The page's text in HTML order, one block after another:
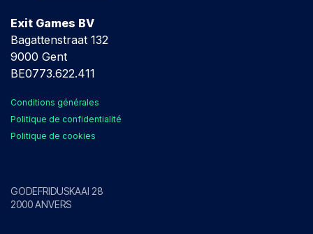
Exit Games BV
Bagattenstraat 132
9000 Gent
BE0773.622.411
Conditions générales
Politique de confidentialité
Politique de cookies
GODEFRIDUSKAAI 28
2000 ANVERS